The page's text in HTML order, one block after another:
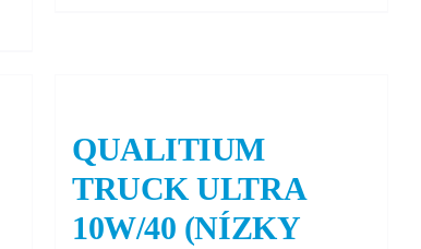
QUALITIUM
TRUCK ULTRA
10W/40 (NÍZKY